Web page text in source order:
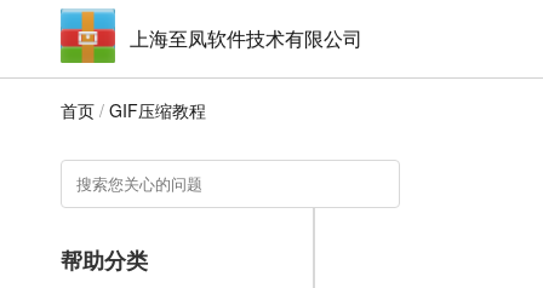
上海至凤软件技术有限公司
首页 / GIF压缩教程
帮助分类